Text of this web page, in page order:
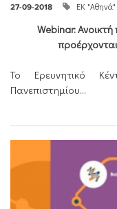
27-09-2018 ΕΚ "Αθηνά"
Webinar:
Το Ερευνητικό
Πανεπιστημίου...